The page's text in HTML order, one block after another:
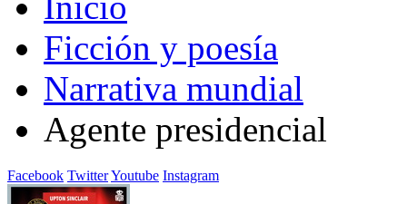
Ficción y poesía
Narrativa mundial
Agente presidencial
Facebook TwitterYoutube Instagram